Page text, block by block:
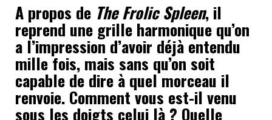
A propos de The Frolic Spleen, il
reprend une grille harmonique qu’on
a l’impression d’avoir déjà entendu
mille fois, mais sans qu’on soit
capable de dire à quel morceau il
renvoie. Comment vous est-il venu
sous les doigts celui là ? Quelle